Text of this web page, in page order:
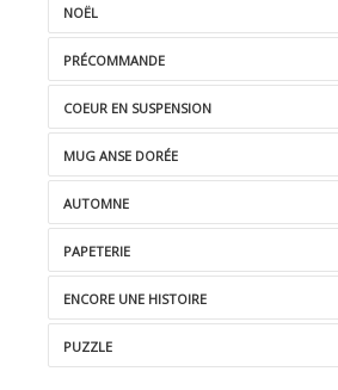
NOËL
PRÉCOMMANDE
COEUR EN SUSPENSION
MUG ANSE DORÉE
AUTOMNE
PAPETERIE
ENCORE UNE HISTOIRE
PUZZLE